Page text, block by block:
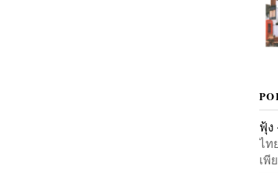
ฟุ้ง
ไท
เพี